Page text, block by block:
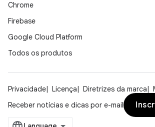
Chrome
Firebase
Google Cloud Platform
Todos os produtos
Privacidade Licença Diretrizes da marca
Receber notícias e dicas por e-mail